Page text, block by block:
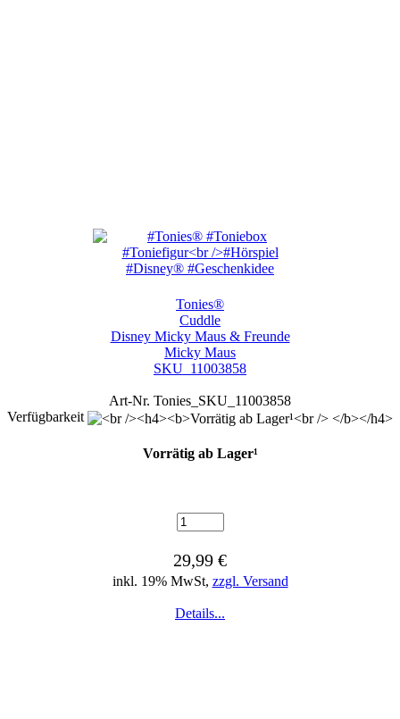
Tonies®
Cuddle
Disney Micky Maus & Freunde
Micky Maus
SKU_11003858
Art-Nr. Tonies_SKU_11003858
Verfügbarkeit
Vorrätig ab Lager¹
29,99 €
inkl. 19% MwSt, zzgl. Versand
Details...